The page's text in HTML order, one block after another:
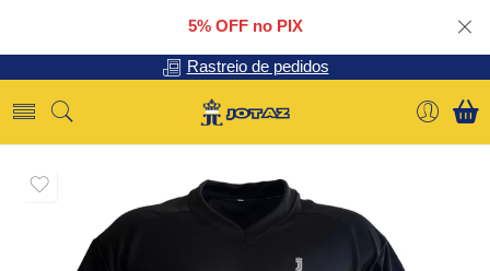
5% OFF no PIX
Rastreio de pedidos